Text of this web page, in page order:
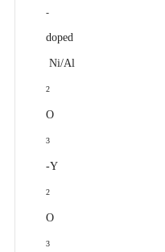
-
doped
Ni/Al
2
O
3
-Y
2
O
3